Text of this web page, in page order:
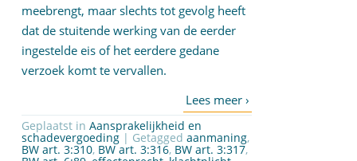
meebrengt, maar slechts tot gevolg heeft
dat de stuitende werking van de eerder
ingestelde eis of het eerdere gedane
verzoek komt te vervallen.
Geplaatst in Aansprakelijkheid en
schadevergoeding | Getagged aanmaning,
BW art. 3:310, BW art. 3:316, BW art. 3:317,